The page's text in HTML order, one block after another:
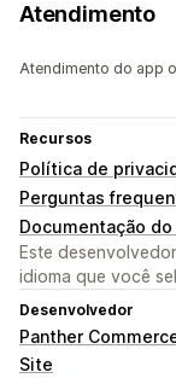
Atendimento
Atendimento do app
Recursos
Política de
Perguntas
Documentação do
Este
idioma que você
Desenvolvedor
Panther
Site